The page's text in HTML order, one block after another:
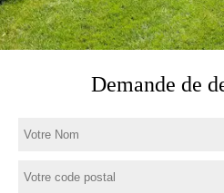
Demande de